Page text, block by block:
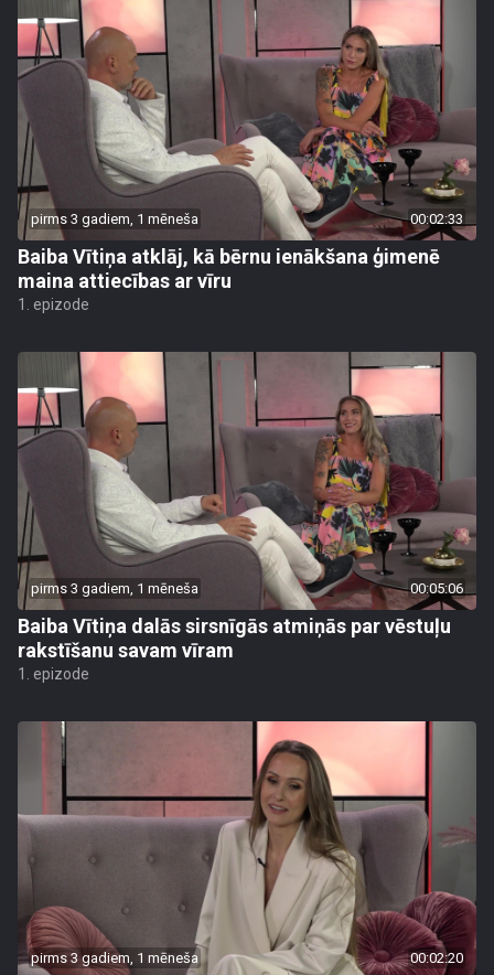
pirms 3 gadiem, 1 mēneša 00:02:33
Baiba Vītiņa atklāj, kā bērnu ienākšana ģimenē
maina attiecības ar vīru
1. epizode
pirms 3 gadiem, 1 mēneša 00:05:06
Baiba Vītiņa dalās sirsnīgās atmiņās par vēstuļu
rakstīšanu savam vīram
1. epizode
pirms 3 gadiem, 1 mēneša 00:02:20